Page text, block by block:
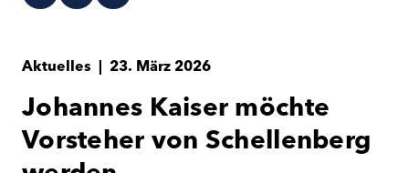
Aktuelles 23. März 2026
Johannes Kaiser möchte
Vorsteher von Schellenberg